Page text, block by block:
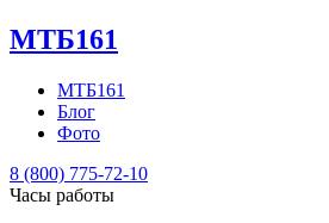
МТБ161
МТБ161
Блог
Фото
8 (800) 775-72-10
Часы работы